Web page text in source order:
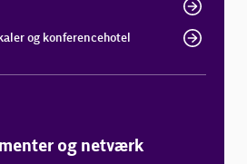
og konferencehotel
og netværk